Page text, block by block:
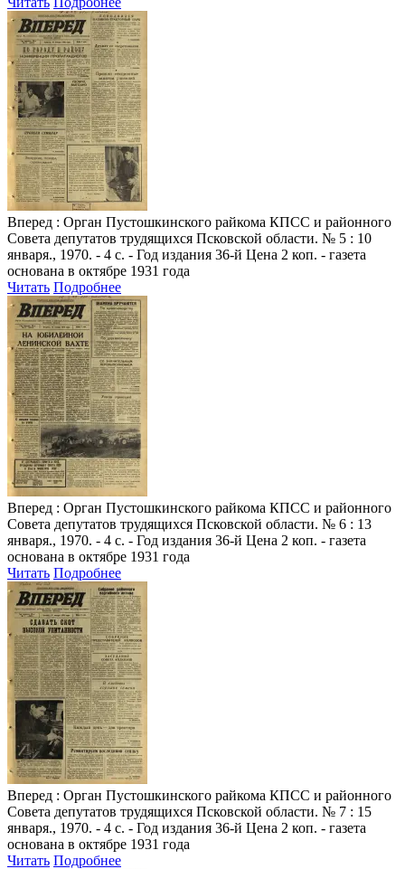
Вперед : Орган Пустошкинского райкома КПСС и районного
Совета депутатов трудящихся Псковской области. № 5 : 10
января., 1970. - 4 с. - Год издания 36-й Цена 2 коп. - газета
основана в октябре 1931 года
Читать Подробнее
Вперед : Орган Пустошкинского райкома КПСС и районного
Совета депутатов трудящихся Псковской области. № 6 : 13
января., 1970. - 4 с. - Год издания 36-й Цена 2 коп. - газета
основана в октябре 1931 года
Читать Подробнее
Вперед : Орган Пустошкинского райкома КПСС и районного
Совета депутатов трудящихся Псковской области. № 7 : 15
января., 1970. - 4 с. - Год издания 36-й Цена 2 коп. - газета
основана в октябре 1931 года
Читать Подробнее